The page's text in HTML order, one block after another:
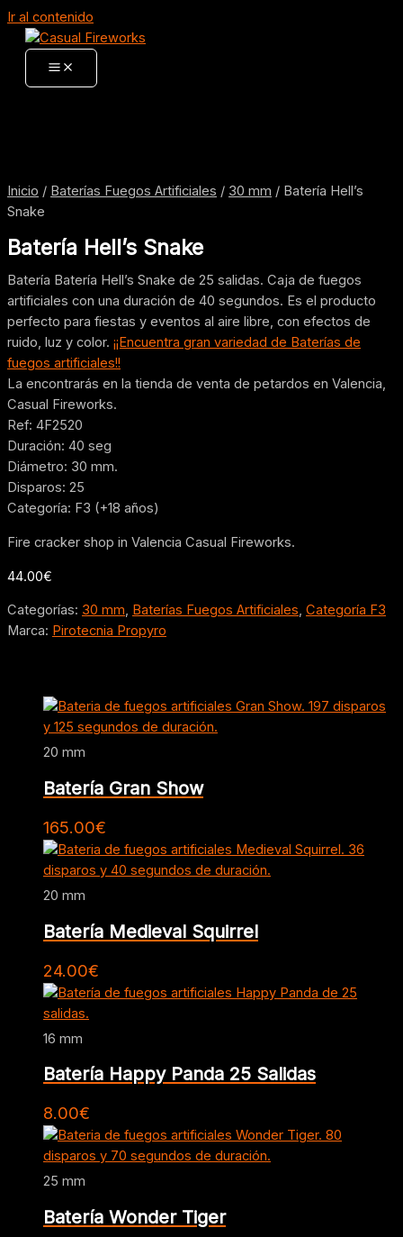
Ir al contenido
Inicio / Baterías Fuegos Artificiales / 30 mm / Batería Hell’s
Snake
Batería Hell’s Snake
Batería Batería Hell’s Snake de 25 salidas. Caja de fuegos
artificiales con una duración de 40 segundos. Es el producto
perfecto para fiestas y eventos al aire libre, con efectos de
ruido, luz y color. ¡¡Encuentra gran variedad de Baterías de
fuegos artificiales!!
La encontrarás en la tienda de venta de petardos en Valencia,
Casual Fireworks.
Ref: 4F2520
Duración: 40 seg
Diámetro: 30 mm.
Disparos: 25
Categoría: F3 (+18 años)
Fire cracker shop in Valencia Casual Fireworks.
44.00€
Categorías: 30 mm, Baterías Fuegos Artificiales, Categoría F3
Marca: Pirotecnia Propyro
20 mm
Batería Gran Show
165.00€
20 mm
Batería Medieval Squirrel
24.00€
16 mm
Batería Happy Panda 25 Salidas
8.00€
25 mm
Batería Wonder Tiger